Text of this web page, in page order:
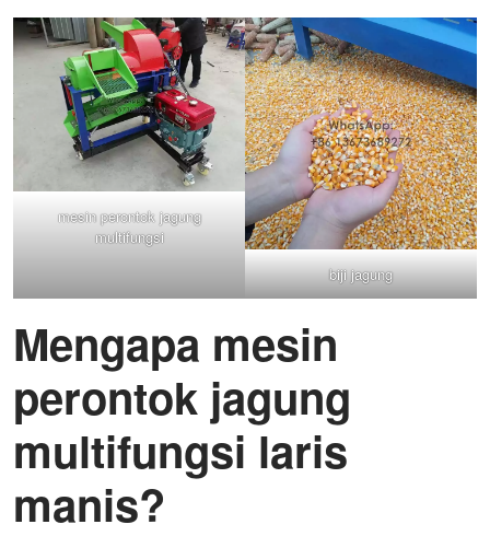
mesin perontok jagung
multifungsi
biji jagung
Mengapa mesin
perontok jagung
multifungsi laris
manis?